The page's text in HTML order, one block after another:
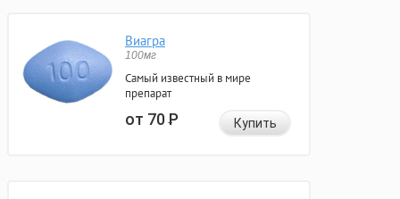
Виагра
100мг
Самый известный в мире
препарат
от 70Р Купить